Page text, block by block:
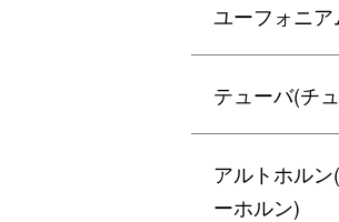
ユーフォニア
テューバ(チ
アルトホルン
ーホルン)